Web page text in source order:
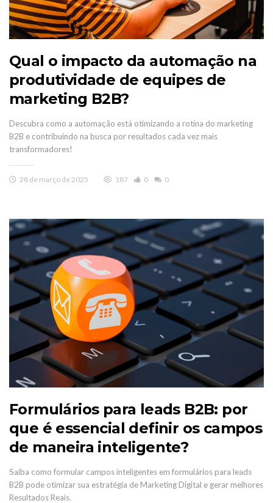
Qual o impacto da automação na
produtividade de equipes de
marketing B2B?
Descubra como a automação está otimizando a rotina do marketing
B2B e contribuindo na busca por resultados cada vez mais
transformadores!
28 de março de 2025 187 0 0
Formulários para leads B2B: por
que é essencial definir os campos
de maneira inteligente?
Saiba como formular campos inteligentes em formulários para leads
B2B pode otimizar sua estratégia de Marketing Digital e gerar melhores
Resultados Reais.